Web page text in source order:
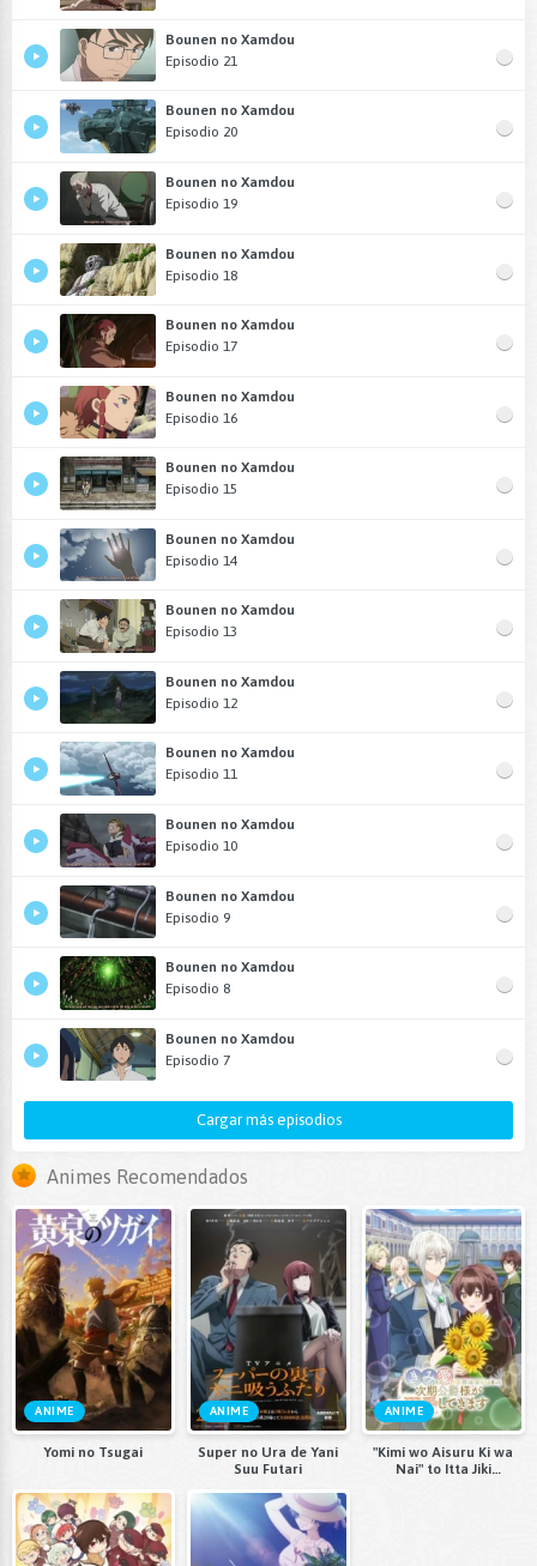
Bounen no Xamdou
Episodio 21
Bounen no Xamdou
Episodio 20
Bounen no Xamdou
Episodio 19
Bounen no Xamdou
Episodio 18
Bounen no Xamdou
Episodio 17
Bounen no Xamdou
Episodio 16
Bounen no Xamdou
Episodio 15
Bounen no Xamdou
Episodio 14
Bounen no Xamdou
Episodio 13
Bounen no Xamdou
Episodio 12
Bounen no Xamdou
Episodio 11
Bounen no Xamdou
Episodio 10
Bounen no Xamdou
Episodio 9
Bounen no Xamdou
Episodio 8
Bounen no Xamdou
Episodio 7
Cargar más episodios
Animes Recomendados
ANIME
Yomi no Tsugai
ANIME
Super no Ura de Yani
Suu Futari
ANIME
"Kimi wo Aisuru Ki wa
Nai" to Itta Jiki